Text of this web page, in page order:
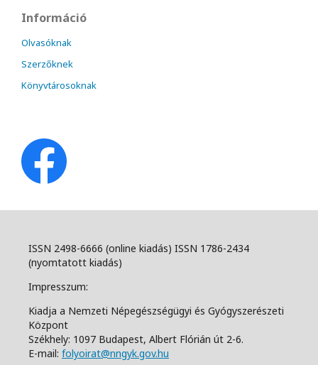
Információ
Olvasóknak
Szerzőknek
Könyvtárosoknak
ISSN 2498-6666 (online kiadás) ISSN 1786-2434
(nyomtatott kiadás)
Impresszum:
Kiadja a Nemzeti Népegészségügyi és Gyógyszerészeti
Központ
Székhely: 1097 Budapest, Albert Flórián út 2-6.
E-mail: folyoirat@nngyk.gov.hu